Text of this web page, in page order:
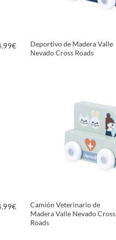
€
Deportivo de Madera Valle
Nevado Cross Roads
€
Camión Veterinario de
Madera Valle Nevado Cross
Roads